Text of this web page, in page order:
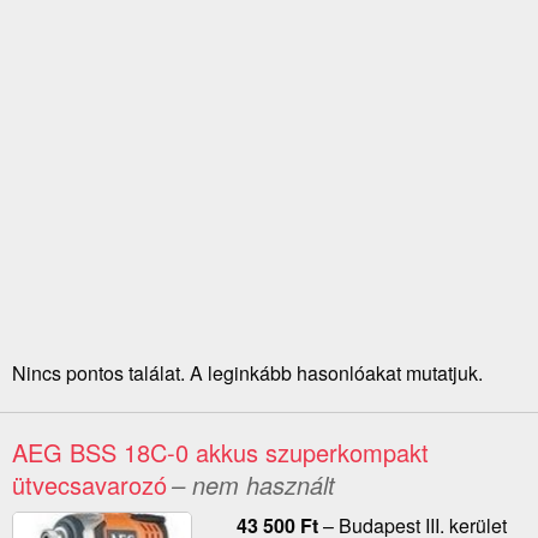
Nincs pontos találat. A leginkább hasonlóakat mutatjuk.
AEG BSS 18C-0 akkus szuperkompakt
ütvecsavarozó– nem használt
43 500 Ft– Budapest III. kerület